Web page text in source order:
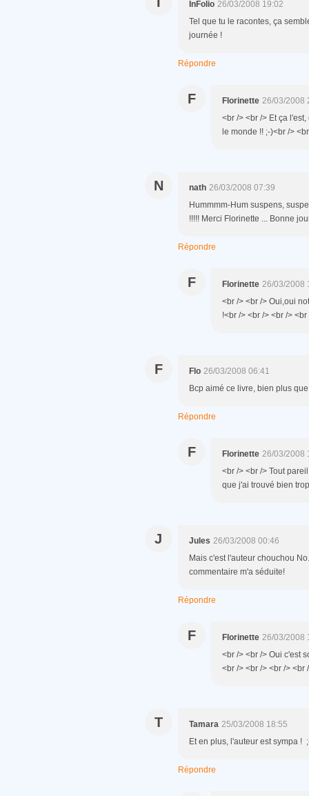
InFolio 26/03/2008 19:02
Tel que tu le racontes, ça
journée !
Répondre
F Florinette 26/03/2008
<br /> <br /> Et ça
le monde !! ;-)<br />
N nath 26/03/2008 07:39
Hummmm-Hum suspens,
!!!!! Merci Florinette ... Bonne
Répondre
F Florinette 26/03/2008
<br /> <br /> Oui,oui
!<br /> <br /> <br /> <br
F Flo 26/03/2008 06:41
Bcp aimé ce livre, bien plus
Répondre
F Florinette 26/03/2008
<br /> <br /> Tout
que j'ai trouvé bien
J Jules 26/03/2008 00:46
Mais c'est l'auteur chouchou
commentaire m'a séduite!
Répondre
F Florinette 26/03/2008
<br /> <br /> Oui c'est
<br /> <br /> <br /> <br
T Tamara 25/03/2008 18:55
Et en plus, l'auteur est sympa !
Répondre